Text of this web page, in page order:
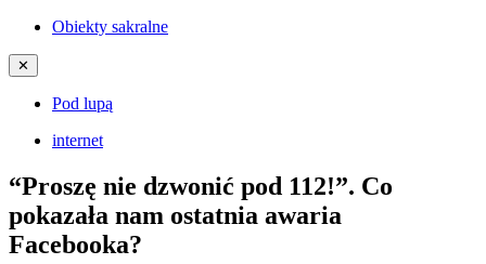
Obiekty sakralne
✕
Pod lupą
internet
“Proszę nie dzwonić pod 112!”. Co
pokazała nam ostatnia awaria
Facebooka?